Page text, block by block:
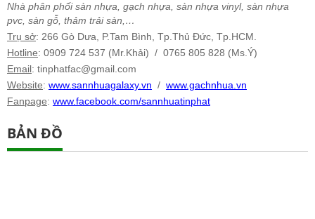
Nhà phân phối sàn nhựa, gạch nhựa, sàn nhựa vinyl, sàn nhựa
pvc, sàn gỗ, thảm trải sàn,…
Trụ sở: 266 Gò Dưa, P.Tam Bình, Tp.Thủ Đức, Tp.HCM.
Hotline: 0909 724 537 (Mr.Khải) / 0765 805 828 (Ms.Ý)
Email: tinphatfac@gmail.com
Website: www.sannhuagalaxy.vn / www.gachnhua.vn
Fanpage: www.facebook.com/sannhuatinphat
BẢN ĐỒ